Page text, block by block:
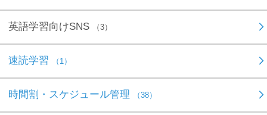
英語学習向けSNS （3）
速読学習 （1）
時間割・スケジュール管理 （38）